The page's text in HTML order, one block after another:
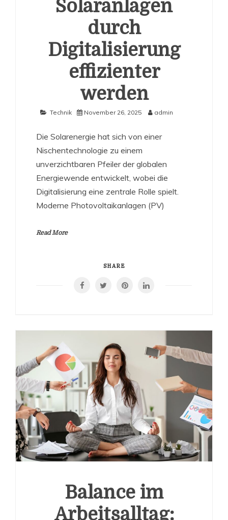
Solaranlagen
durch
Digitalisierung
effizienter
werden
Technik November 26, 2025 admin
Die Solarenergie hat sich von einer
Nischentechnologie zu einem
unverzichtbaren Pfeiler der globalen
Energiewende entwickelt, wobei die
Digitalisierung eine zentrale Rolle spielt.
Moderne Photovoltaikanlagen (PV)
Read More
SHARE
Balance im
Arbeitsalltag: